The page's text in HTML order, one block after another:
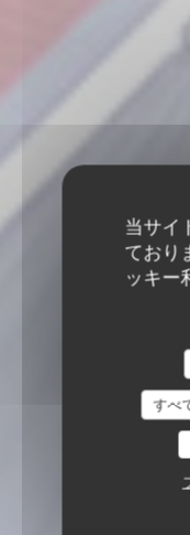
当サイ
ており
ッキー
すべ